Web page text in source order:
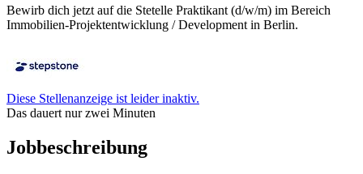
Bewirb dich jetzt auf die Stetelle Praktikant (d/w/m) im Bereich
Immobilien-Projektentwicklung / Development in Berlin.
Diese Stellenanzeige ist leider inaktiv.
Das dauert nur zwei Minuten
Jobbeschreibung